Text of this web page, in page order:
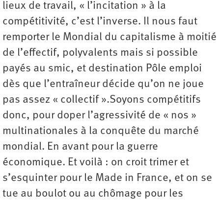
lieux de travail, « l’incitation » à la
compétitivité, c’est l’inverse. Il nous faut
remporter le Mondial du capitalisme à moitié
de l’effectif, polyvalents mais si possible
payés au smic, et destination Pôle emploi
dès que l’entraîneur décide qu’on ne joue
pas assez « collectif ».Soyons compétitifs
donc, pour doper l’agressivité de « nos »
multinationales à la conquête du marché
mondial. En avant pour la guerre
économique. Et voilà : on croit trimer et
s’esquinter pour le Made in France, et on se
tue au boulot ou au chômage pour les